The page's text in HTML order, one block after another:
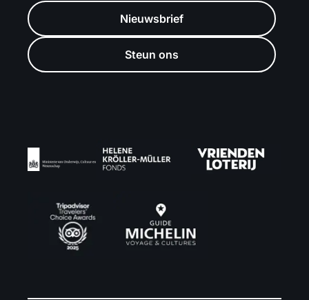
Nieuwsbrief
Steun ons